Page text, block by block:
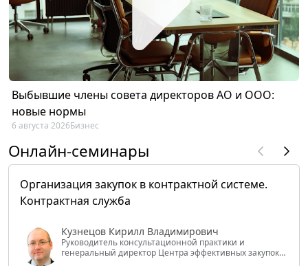
Выбывшие члены совета директоров АО и ООО:
новые нормы
6 августа 2026Бизнес
Онлайн-семинары
Организация закупок в контрактной системе.
Контрактная служба
Кузнецов Кирилл Владимирович
Руководитель консультационной практики и
генеральный директор Центра эффективных закупок